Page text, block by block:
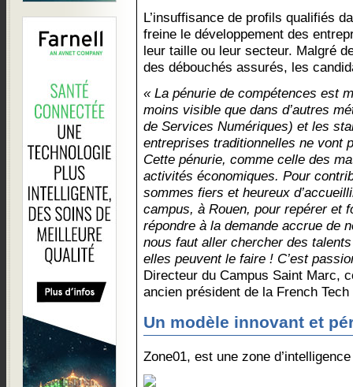
L’insuffisance de profils qualifiés
freine le développement des
leur taille ou leur secteur. Malgré
des débouchés assurés, les
« La pénurie de compétences est
moins visible que dans d’autres
de Services Numériques) et les
entreprises traditionnelles ne vont
Cette pénurie, comme celle des
activités économiques. Pour
sommes fiers et heureux
campus, à Rouen, pour repérer et
répondre à la demande accrue de
nous faut aller chercher des
elles peuvent le faire ! C’est
Directeur du Campus Saint Marc,
ancien président de la French
Un modèle innovant et
Zone01, est une zone